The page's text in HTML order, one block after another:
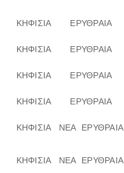
ΚΗΦΙΣΙΑ ΕΡΥΘΡΑΙΑ
ΚΗΦΙΣΙΑ ΕΡΥΘΡΑΙΑ
ΚΗΦΙΣΙΑ ΕΡΥΘΡΑΙΑ
ΚΗΦΙΣΙΑ ΕΡΥΘΡΑΙΑ
ΚΗΦΙΣΙΑ ΝΕΑ ΕΡΥΘΡΑΙΑ
ΚΗΦΙΣΙΑ ΝΕΑ ΕΡΥΘΡΑΙΑ